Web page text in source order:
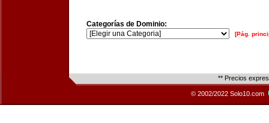
Categorías de Dominio:
[Pág.
** Precios
© 2002/2022 Solo10.com